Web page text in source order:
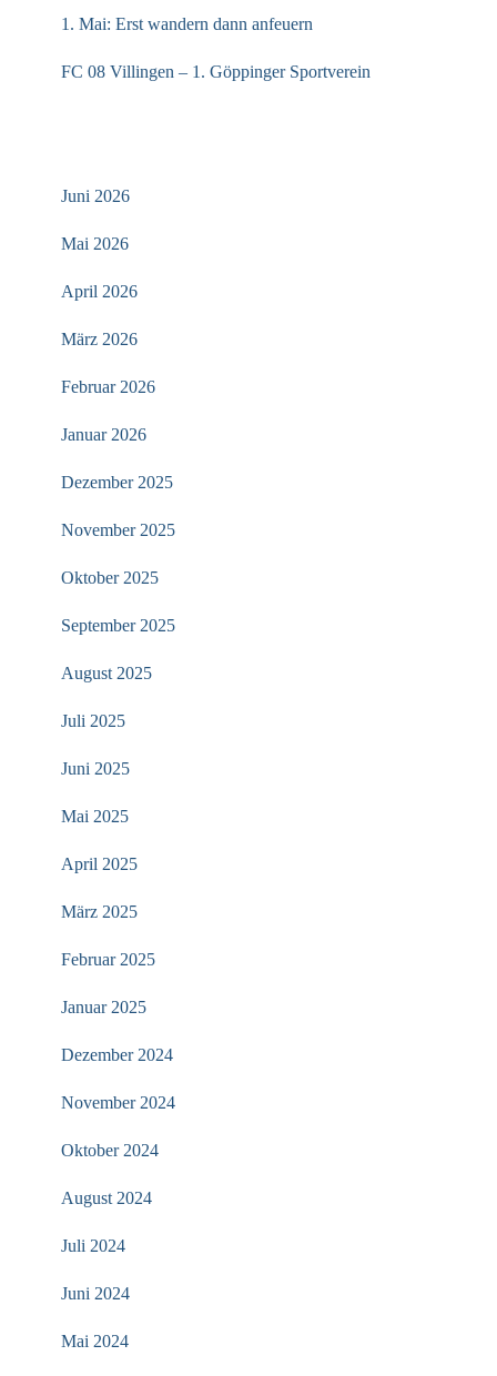
1. Mai: Erst wandern dann anfeuern
FC 08 Villingen – 1. Göppinger Sportverein
Juni 2026
Mai 2026
April 2026
März 2026
Februar 2026
Januar 2026
Dezember 2025
November 2025
Oktober 2025
September 2025
August 2025
Juli 2025
Juni 2025
Mai 2025
April 2025
März 2025
Februar 2025
Januar 2025
Dezember 2024
November 2024
Oktober 2024
August 2024
Juli 2024
Juni 2024
Mai 2024